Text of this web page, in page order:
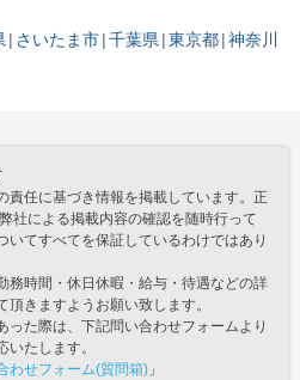
さいたま市 千葉県 東京都 神奈川
責任に基づき情報を掲載しています。正
社による掲載内容の確認を随時行って
いてすべてを保証しているわけではあり
務時間・休日休暇・給与・待遇などの詳
きますようお願い致します。
った際は、下記問い合わせフォームより
たします。
わせフォーム(質問箱) 」